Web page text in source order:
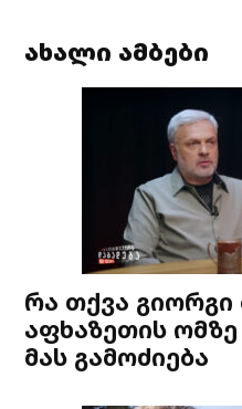
ახალი ამბები
რა თქვა გიორგი
აფხაზეთის
მას გამოძიება